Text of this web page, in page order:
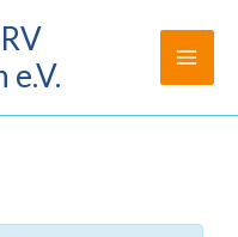
e.V.